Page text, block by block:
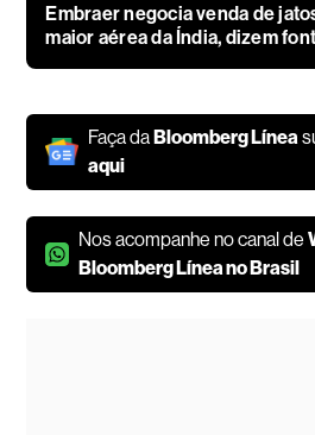
Embraer negocia venda de
maior aérea da Índia, dizem
Faça daBloomberg Línea
aqui
Nos acompanhe no canal de
Bloomberg Línea no Brasil